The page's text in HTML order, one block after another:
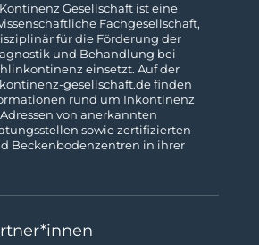
Gesellschaft ist eine
Fach­gesellschaft,
für die Förderung der
und Behandlung bei
einsetzt. Auf der
gesellschaft.definden
rund um Inkontinenz
von anerkannten
sowie zertifizierten
Beckenboden­zentren in ihrer